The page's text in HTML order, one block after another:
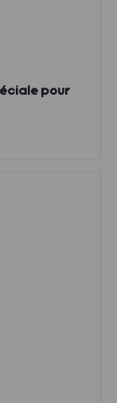
pour